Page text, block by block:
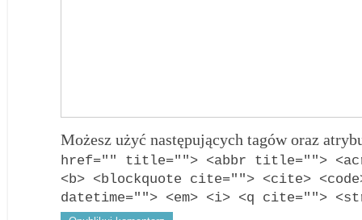
Możesz użyć następujących tagów oraz
href="" title=""> <abbr title="">
<b> <blockquote cite=""> <cite>
datetime=""> <em> <i> <q cite="">